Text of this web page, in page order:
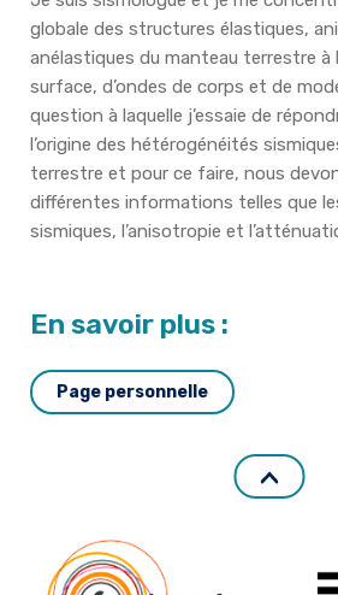
globale des structures élastiques,
anélastiques du manteau terrestre à
surface, d’ondes de corps et de
question à laquelle j’essaie de
l’origine des hétérogénéités
terrestre et pour ce faire, nous
différentes informations telles que
sismiques, l’anisotropie et
En savoir plus :
Page personnelle